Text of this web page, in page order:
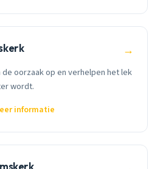
→
de oorzaak op en verhelpen het lek
wordt.
informatie